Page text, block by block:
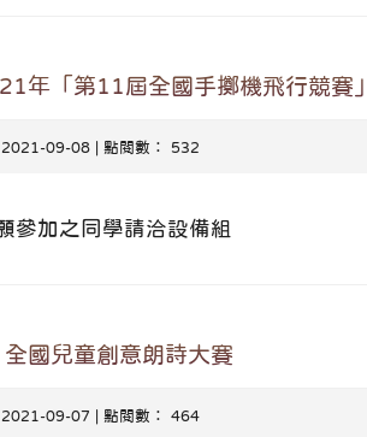
年「第11屆全國手擲機飛行競賽」
2021-09-08 | 點閱數： 532
加之同學請洽設備組
國兒童創意朗詩大賽
2021-09-07 | 點閱數： 464